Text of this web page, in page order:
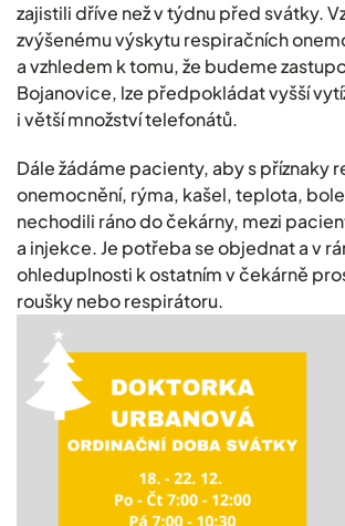
zajistili dříve než v týdnu před svátky.
zvýšenému výskytu respiračních
a vzhledem k tomu, že budeme
Bojanovice, lze předpokládat vyšší
i větší množství telefonátů.
Dále žádáme pacienty, aby s příznaky
onemocnění, rýma, kašel, teplota,
nechodili ráno do čekárny, mezi
a injekce. Je potřeba se objednat a v
ohleduplnosti k ostatním v čekárně
roušky nebo respirátoru.